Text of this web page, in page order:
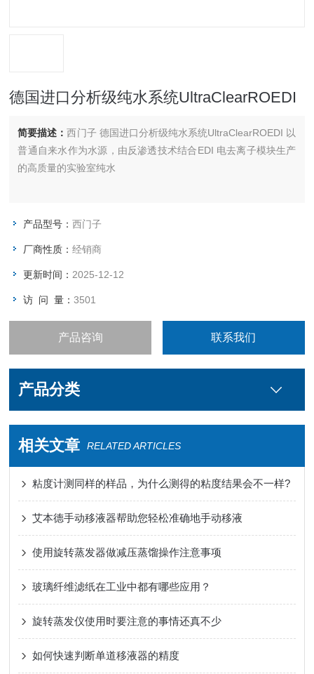
德国进口分析级纯水系统UltraClearROEDI
简要描述：西门子 德国进口分析级纯水系统UltraClearROEDI 以
普通自来水作为水源，由反渗透技术结合EDI 电去离子模块生产
的高质量的实验室纯水
产品型号：西门子
厂商性质：经销商
更新时间： 2025-12-12
访 问 量：3501
产品咨询 联系我们
产品分类
相关文章 RELATED ARTICLES
粘度计测同样的样品，为什么测得的粘度结果会不一样?
艾本德手动移液器帮助您轻松准确地手动移液
使用旋转蒸发器做减压蒸馏操作注意事项
玻璃纤维滤纸在工业中都有哪些应用？
旋转蒸发仪使用时要注意的事情还真不少
如何快速判断单道移液器的精度